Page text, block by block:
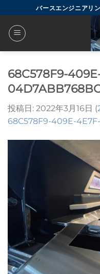
to
content
バースエンジニアリ
68C578F9-
投稿日: 2022年3月16日 (
68C578F9-409E-